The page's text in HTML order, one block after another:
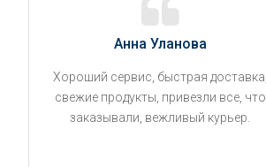
Анна Уланова
Хороший сервис, быстрая доставка,
свежие продукты, привезли все, что
заказывали, вежливый курьер.